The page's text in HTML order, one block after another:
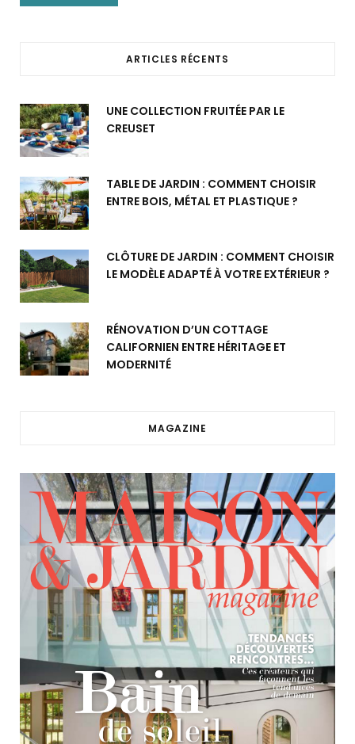
ARTICLES RÉCENTS
UNE COLLECTION FRUITÉE PAR LE
CREUSET
TABLE DE JARDIN : COMMENT CHOISIR
ENTRE BOIS, MÉTAL ET PLASTIQUE ?
CLÔTURE DE JARDIN : COMMENT CHOISIR
LE MODÈLE ADAPTÉ À VOTRE EXTÉRIEUR ?
RÉNOVATION D’UN COTTAGE
CALIFORNIEN ENTRE HÉRITAGE ET
MODERNITÉ
MAGAZINE